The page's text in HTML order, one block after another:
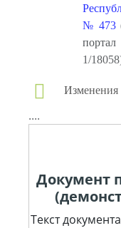
№ 473
1/
Изменения
....
Документ
Текст